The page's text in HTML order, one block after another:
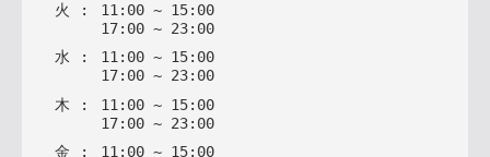
火
: 11: 00 ~ 15: 00
17: 00 ~ 23: 00
水 : 11: 00 ~ 15: 00
17: 00 ~ 23: 00
木 : 11 : 00 ~ 15: 00
17: 00 ~ 23: 00
金 : 11 : 00 ~ 15: 00